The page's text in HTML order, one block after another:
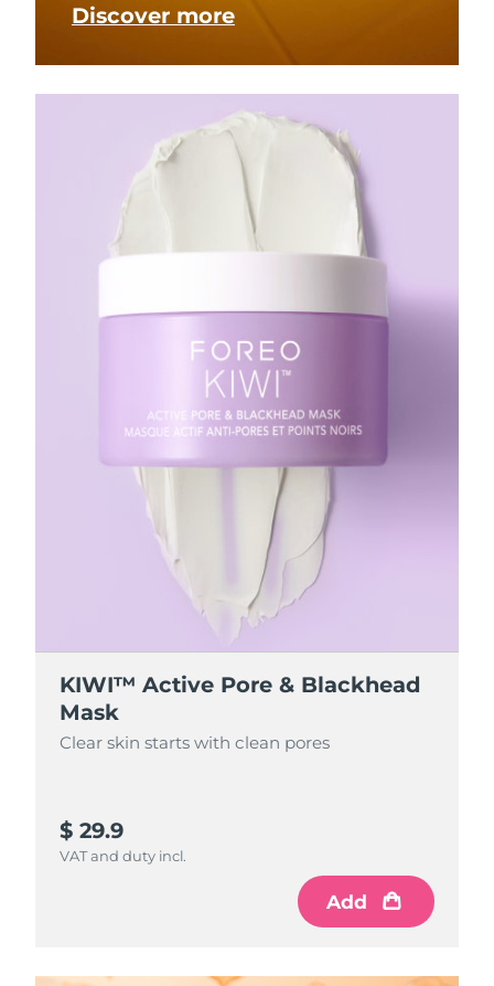
Discover more
KIWI™ Active Pore & Blackhead
Mask
Clear skin starts with clean pores
$ 29.9
VAT and duty incl.
Add